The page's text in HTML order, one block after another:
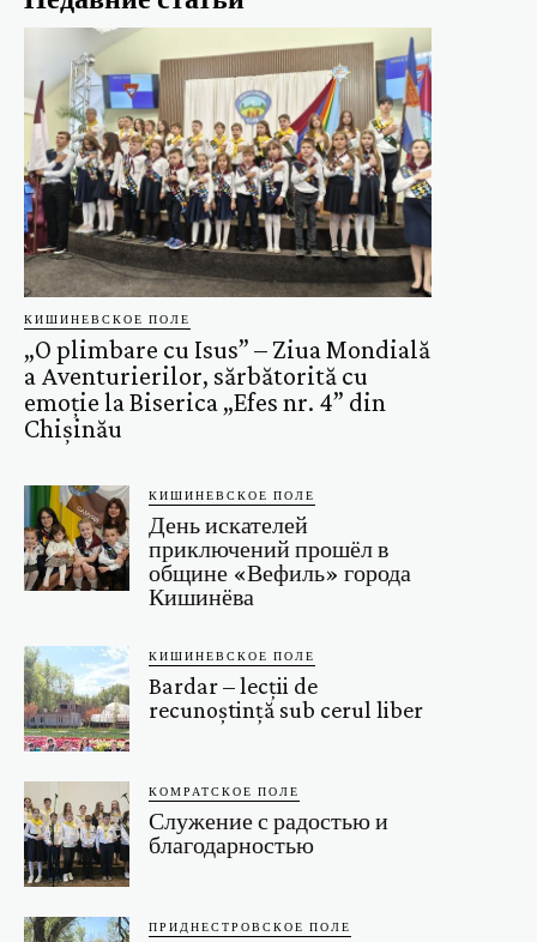
КИШИНЕВСКОЕ ПОЛЕ
„O plimbare cu Isus” – Ziua Mondială
a Aventurierilor, sărbătorită cu
emoție la Biserica „Efes nr. 4” din
Chișinău
КИШИНЕВСКОЕ ПОЛЕ
День искателей
приключений прошёл в
общине «Вефиль» города
Кишинёва
КИШИНЕВСКОЕ ПОЛЕ
Bardar – lecții de
recunoștință sub cerul liber
КОМРАТСКОЕ ПОЛЕ
Служение с радостью и
благодарностью
ПРИДНЕСТРОВСКОЕ ПОЛЕ